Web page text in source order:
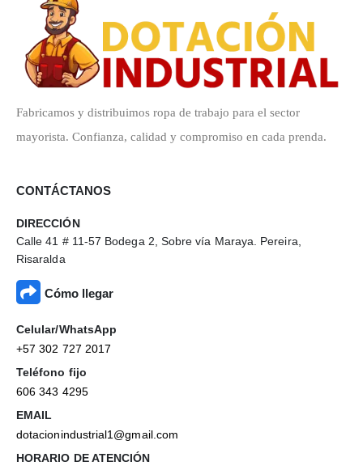
Fabricamos y distribuimos ropa de trabajo para el sector
mayorista. Confianza, calidad y compromiso en cada prenda.
CONTÁCTANOS
DIRECCIÓN
Calle 41 # 11-57 Bodega 2, Sobre vía Maraya. Pereira,
Risaralda
Cómo llegar
Celular/WhatsApp
+57 302 727 2017
Teléfono fijo
606 343 4295
EMAIL
dotacionindustrial1@gmail.com
HORARIO DE ATENCIÓN